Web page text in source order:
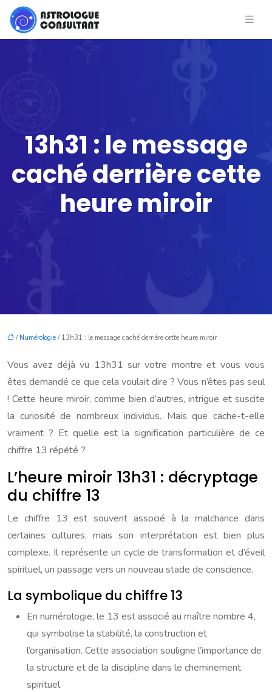
13h31 : le message
caché derrière cette
heure miroir
/ Numérologie / 13h31 : le message caché derrière cette heure miroir
Vous avez déjà vu 13h31 sur votre montre et vous vous
êtes demandé ce que cela voulait dire ? Vous n’êtes pas seul
! Cette heure miroir, comme bien d’autres, intrigue et suscite
la curiosité de nombreux individus. Mais que cache-t-elle
vraiment ? Et quelle est la signification particulière de ce
chiffre 13 répété ?
L’heure miroir 13h31 : décryptage
du chiffre 13
Le chiffre 13 est souvent associé à la malchance dans
certaines cultures, mais son interprétation est bien plus
complexe. Il représente un cycle de transformation et d’éveil
spirituel, un passage vers un nouveau stade de conscience.
La symbolique du chiffre 13
En numérologie, le 13 est associé au maître nombre 4,
qui symbolise la stabilité, la construction et
l’organisation. Cette association souligne l’importance de
la structure et de la discipline dans le cheminement
spirituel.